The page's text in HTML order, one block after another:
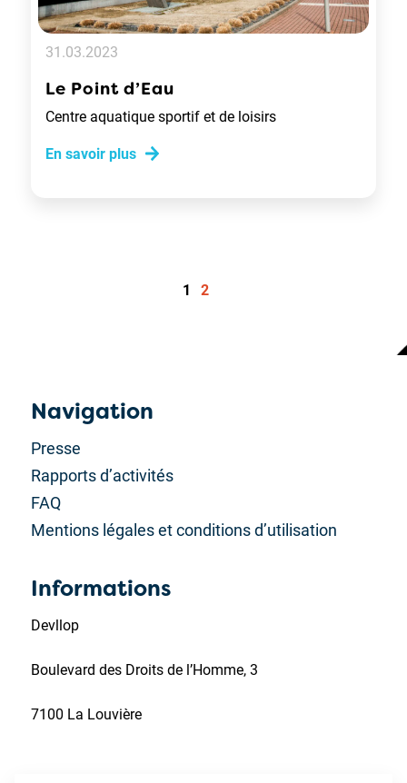
31.03.2023
Le Point d’Eau
Centre aquatique sportif et de loisirs
En savoir plus
1 2
Navigation
Presse
Rapports d’activités
FAQ
Mentions légales et conditions d’utilisation
Informations
Devllop
Boulevard des Droits de l’Homme, 3
7100 La Louvière